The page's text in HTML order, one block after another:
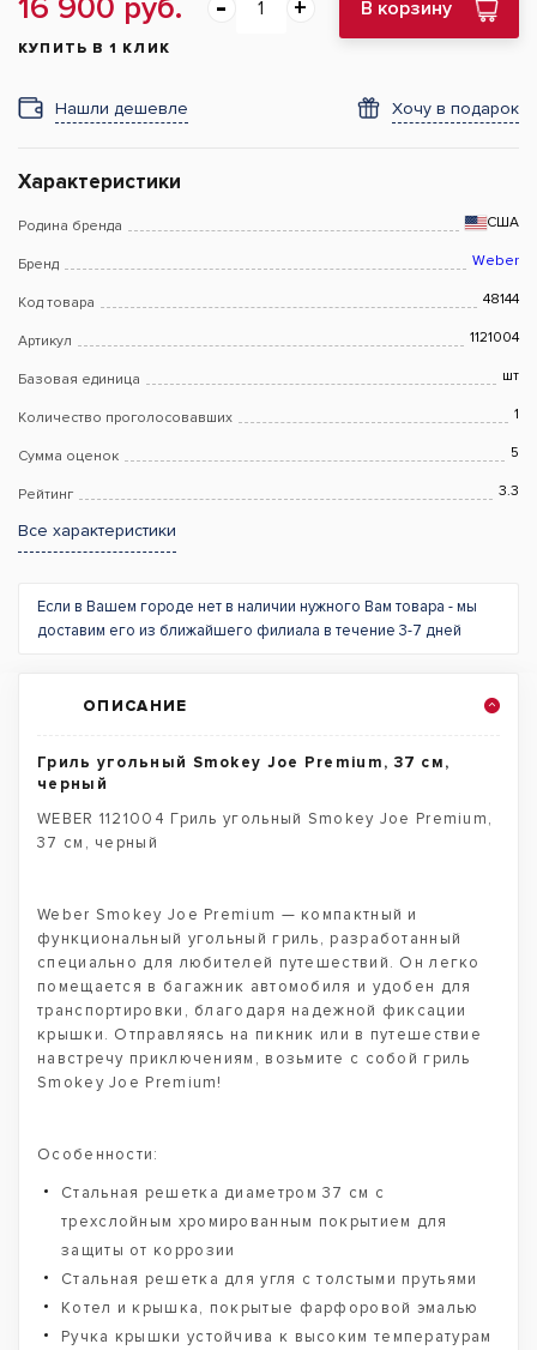
16 900 руб. В корзину
КУПИТЬ В 1 КЛИК
Нашли дешевле Хочу в подарок
Характеристики
Родина бренда США
Бренд Weber
Код товара 48144
Артикул 1121004
Базовая единица шт
Количество проголосовавших 1
Сумма оценок 5
Рейтинг 3.3
Все характеристики
Если в Вашем городе нет в наличии нужного Вам товара - мы
доставим его из ближайшего филиала в течение 3-7 дней
ОПИСАНИЕ
Гриль угольный Smokey Joe Premium, 37 см,
черный
WEBER 1121004 Гриль угольный Smokey Joe Premium,
37 см, черный
Weber Smokey Joe Premium — компактный и
функциональный угольный гриль, разработанный
специально для любителей путешествий. Он легко
помещается в багажник автомобиля и удобен для
транспортировки, благодаря надежной фиксации
крышки. Отправляясь на пикник или в путешествие
навстречу приключениям, возьмите с собой гриль
Smokey Joe Premium!
Особенности:
Стальная решетка диаметром 37 см с
трехслойным хромированным покрытием для
защиты от коррозии
Стальная решетка для угля с толстыми прутьями
Котел и крышка, покрытые фарфоровой эмалью
Ручка крышки устойчива к высоким температурам